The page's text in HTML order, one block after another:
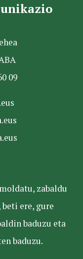
09
zabaldu
ere, gure
baduzu eta
baduzu.